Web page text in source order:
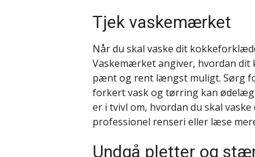
Tjek vaskemærket
Når du skal vaske dit
Vaskemærket angiver, hvordan
pænt og rent længst muligt. Sørg
forkert vask og tørring kan
er i tvivl om, hvordan du skal
professionel renseri eller læse
Undgå pletter og